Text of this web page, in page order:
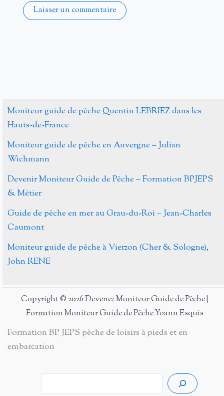
Moniteur guide de pêche Quentin LEBRIEZ dans les
Hauts-de-France
Moniteur guide de pêche en Auvergne – Julian
Wichmann
Devenir Moniteur Guide de Pêche – Formation BPJEPS
& Métier
Guide de pêche en mer au Grau-du-Roi – Jean-Charles
Caumont
Moniteur guide de pêche à Vierzon (Cher & Sologne),
John RENE
Copyright © 2026 Devenez Moniteur Guide de Pêche |
Formation Moniteur Guide de Pêche Yoann Esquis
Formation BP JEPS pêche de loisirs à pieds et en
embarcation